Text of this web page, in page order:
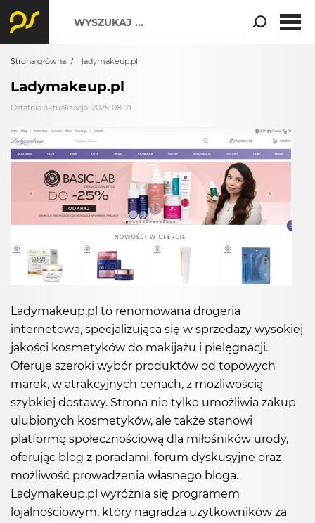
WYSZUKAJ ...
Strona główna ladymakeup.pl
Ladymakeup.pl
Ostatnia aktualizacja: 2025-08-21
Ladymakeup.pl to renomowana drogeria
internetowa, specjalizująca się w sprzedaży wysokiej
jakości kosmetyków do makijażu i pielęgnacji.
Oferuje szeroki wybór produktów od topowych
marek, w atrakcyjnych cenach, z możliwością
szybkiej dostawy. Strona nie tylko umożliwia zakup
ulubionych kosmetyków, ale także stanowi
platformę społecznościową dla miłośników urody,
oferując blog z poradami, forum dyskusyjne oraz
możliwość prowadzenia własnego bloga.
Ladymakeup.pl wyróżnia się programem
lojalnościowym, który nagradza użytkowników za